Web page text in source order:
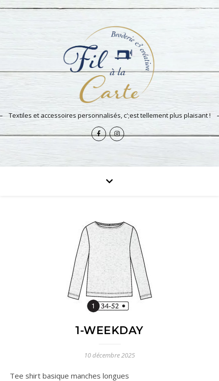
Textiles et accessoires personnalisés, c';est tellement plus plaisant !
1-WEEKDAY
10 décembre 2025
Tee shirt basique manches longues